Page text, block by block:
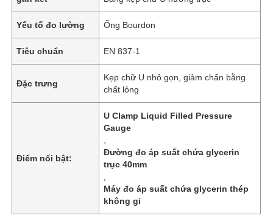
Yếu tố đo lường Ống Bourdon
Tiêu chuẩn EN 837-1
Đặc trưng
Kẹp chữ U nhỏ gọn, giảm chấn bằng
chất lỏng
Điểm nổi bật:
U Clamp Liquid Filled Pressure
Gauge
Đường đo áp suất chứa glycerin
trục 40mm
Máy đo áp suất chứa glycerin thép
không gỉ